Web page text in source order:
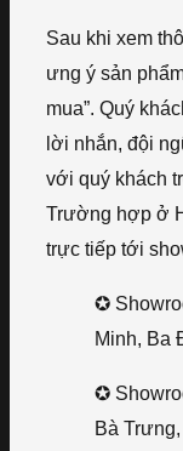
Sau khi xem
ưng ý sản
mua”. Quý
lời nhắn, đội
với quý khách
Trường hợp ở
trực tiếp tới
✪
Minh, Ba
✪
Bà